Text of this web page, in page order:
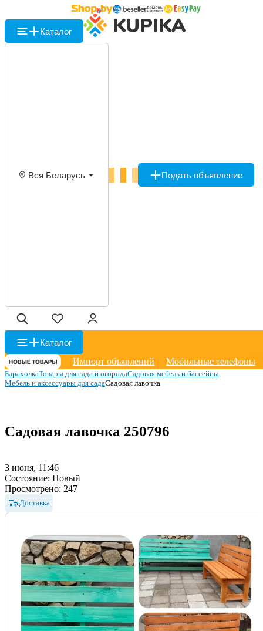
Каталог
Вся Беларусь Подать объявление
Каталог
Импорт объявлений
Мобильные телефоны
БарахолкаТовары для сада и огородаСадовая мебель и бассейны
Мебель и аксессуары для садаСадовая лавочка
Садовая лавочка 250796
3 июня, 11:46
Состояние: Новый
Просмотрено: 247
Доставка